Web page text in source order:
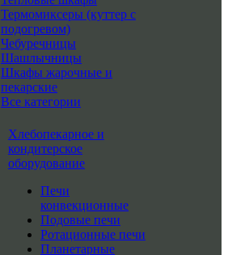
Термомиксеры (куттер с
подогревом)
Чебуречницы
Шашлычницы
Шкафы жарочные и
пекарские
Все категории
Хлебопекарное и
кондитерское
оборудование
Печи
конвекционные
Подовые печи
Ротационные печи
Планетарные